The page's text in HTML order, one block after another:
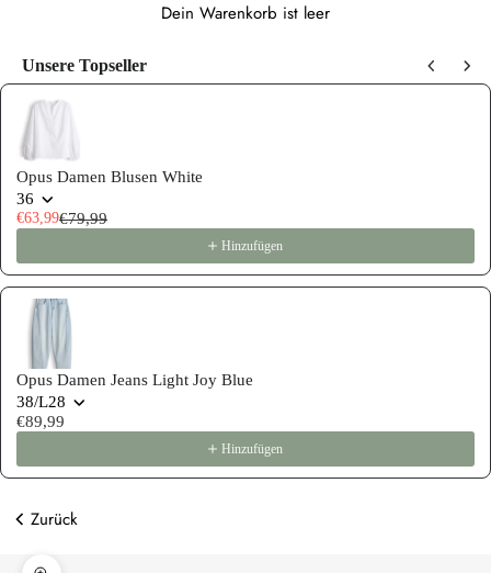
Dein Warenkorb ist leer
Unsere Topseller
Use the Previous and Next buttons to navigate through product
Opus Damen Blusen White
36
€63,99€79,99
Hinzufügen
Opus Damen Jeans Light Joy Blue
38/L28
€89,99
Hinzufügen
Zurück